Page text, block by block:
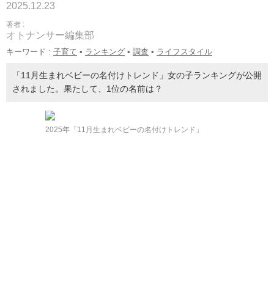
2025.12.23
著者 :
オトナンサー編集部
キーワード : 子育て • ランキング • 調査 • ライフスタイル
「11月生まれベビーの名付けトレンド」女の子ランキングが公開
されました。果たして、1位の名前は？
2025年「11月生まれベビーの名付けトレンド」